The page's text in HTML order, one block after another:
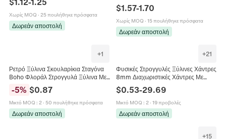
Κοσμήματα για Γυναίκες Δώρο
Πάσχα
Χωρίς MOQ · 25 πουλήθηκε πρόσφατα
Δωρεάν αποστολή
Χάντρες Φαρδύ Πολυστρωματικό
Φλοράλ Κοσμήματα Για Γυναίκες
$1.57-1.70
Χωρίς MOQ · 15 πουλήθηκε πρόσφατα
Δωρεάν αποστολή
+1
Ρετρό Ξύλινα Σκουλαρίκια Σταγόνα
Boho Φλοράλ Στρογγυλά Ξύλινα Με
Ατσάλινη Βάση Για Γυναίκες Μόδα
-5% $0.87
Μικτό MOQ : 2· 50 πουλήθηκε πρόσφατα
Δωρεάν αποστολή
+21
Φυσικές Στρογγυλές Ξύλινες Χάντρες
8mm Διαχωριστικές Χάντρες Με
Τρύπα Για Κατασκευή Κοσμημάτων
Χειροποίητες Λαδωμένες Ξύλινες
Χάντρες Για DIY Βραχιόλια
$0.53-29.69
Μικτό MOQ : 2· 19 προβολές
Δωρεάν αποστολή
+15